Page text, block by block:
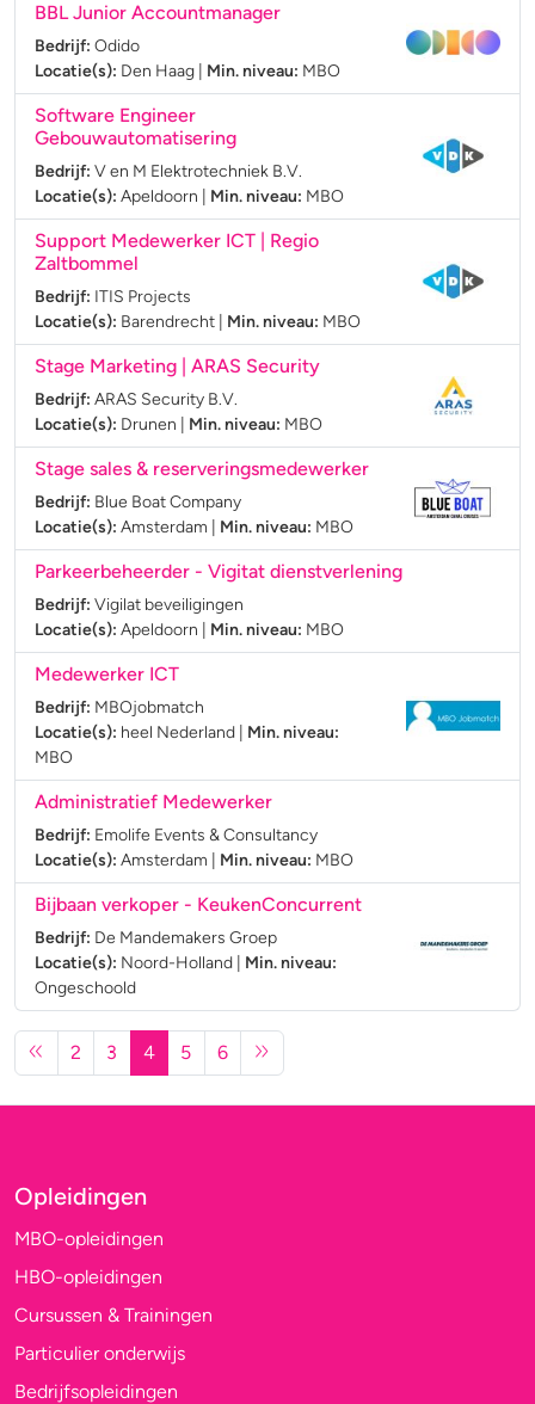
BBL Junior Accountmanager
Bedrijf: Odido
Locatie(s): Den Haag Min. niveau: MBO
Software Engineer
Gebouwautomatisering
Bedrijf: V en M Elektrotechniek B.V.
Locatie(s): Apeldoorn Min. niveau: MBO
Support Medewerker ICT | Regio
Zaltbommel
Bedrijf: ITIS Projects
Locatie(s): Barendrecht Min. niveau: MBO
Stage Marketing | ARAS Security
Bedrijf: ARAS Security B.V.
Locatie(s): Drunen Min. niveau: MBO
Stage sales & reserveringsmedewerker
Bedrijf: Blue Boat Company
Locatie(s): Amsterdam Min. niveau: MBO
Parkeerbeheerder - Vigitat dienstverlening
Bedrijf: Vigilat beveiligingen
Locatie(s): Apeldoorn Min. niveau: MBO
Medewerker ICT
Bedrijf: MBOjobmatch
Locatie(s): heel Nederland
Min. niveau:
MBO
Administratief Medewerker
Bedrijf: Emolife Events & Consultancy
Locatie(s): Amsterdam Min. niveau: MBO
Bijbaan verkoper - KeukenConcurrent
Bedrijf: De Mandemakers Groep
Locatie(s): Noord-Holland
Min. niveau:
Ongeschoold
2 3 4 5 6
Opleidingen
MBO-opleidingen
HBO-opleidingen
Cursussen & Trainingen
Particulier onderwijs
Bedrijfsopleidingen